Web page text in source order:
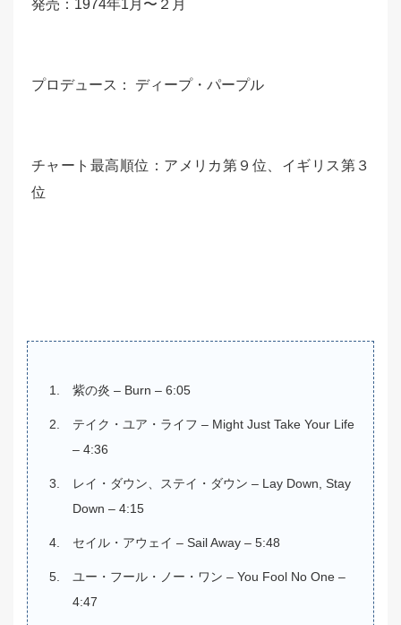
発売：1974年1月〜２月
プロデュース： ディープ・パープル
チャート最高順位：アメリカ第９位、イギリス第３
位
紫の炎 – Burn – 6:05
テイク・ユア・ライフ – Might Just Take Your Life
– 4:36
レイ・ダウン、ステイ・ダウン – Lay Down, Stay
Down – 4:15
セイル・アウェイ – Sail Away – 5:48
ユー・フール・ノー・ワン – You Fool No One –
4:47